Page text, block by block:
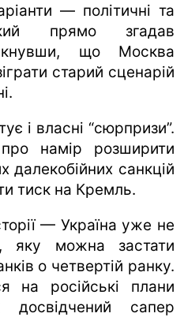
— політичні та
прямо згадав
що Москва
старий сценарій
і власні “сюрпризи”.
намір розширити
далекобійних санкцій
тиск на Кремль.
— Україна уже не
яку можна застати
о четвертій ранку.
на російські плани
сапер